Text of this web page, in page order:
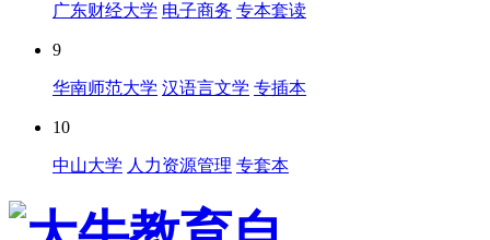
广东财经大学 电子商务 专本套读
9
华南师范大学 汉语言文学 专插本
10
中山大学 人力资源管理 专套本